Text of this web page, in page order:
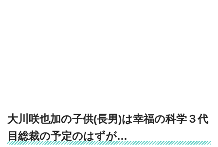
大川咲也加の子供(長男)は幸福の科学３代
目総裁の予定のはずが…